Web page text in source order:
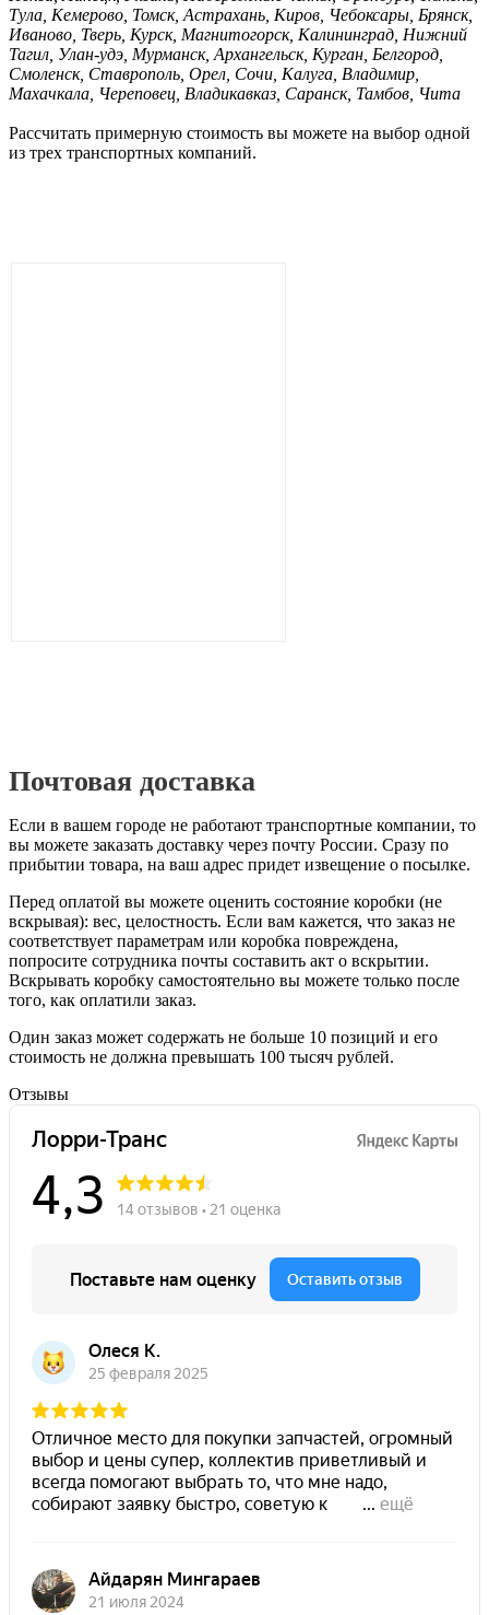
Тула, Кемерово, Томск, Астрахань, Киров, Чебоксары, Брянск,
Иваново, Тверь, Курск, Магнитогорск, Калининград, Нижний
Тагил, Улан-удэ, Мурманск, Архангельск, Курган, Белгород,
Смоленск, Ставрополь, Орел, Сочи, Калуга, Владимир,
Махачкала, Череповец, Владикавказ, Саранск, Тамбов, Чита
Рассчитать примерную стоимость вы можете на выбор одной
из трех транспортных компаний.
Почтовая доставка
Если в вашем городе не работают транспортные компании, то
вы можете заказать доставку через почту России. Сразу по
прибытии товара, на ваш адрес придет извещение о посылке.
Перед оплатой вы можете оценить состояние коробки (не
вскрывая): вес, целостность. Если вам кажется, что заказ не
соответствует параметрам или коробка повреждена,
попросите сотрудника почты составить акт о вскрытии.
Вскрывать коробку самостоятельно вы можете только после
того, как оплатили заказ.
Один заказ может содержать не больше 10 позиций и его
стоимость не должна превышать 100 тысяч рублей.
Отзывы